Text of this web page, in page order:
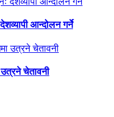
आन्दोलन गर्ने
चेतावनी